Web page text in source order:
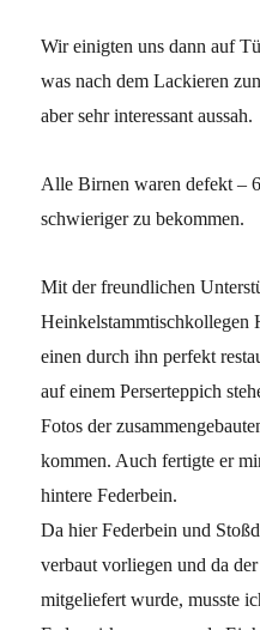
Wir einigten uns dann auf
was nach dem Lackieren
aber sehr interessant aussah.
Alle Birnen waren defekt –
schwieriger zu bekommen.
Mit der freundlichen
Heinkelstammtischkollegen
einen durch ihn perfekt
auf einem Perserteppich
Fotos der
kommen. Auch fertigte er
hintere Federbein.
Da hier Federbein und
verbaut vorliegen und da
mitgeliefert wurde, musste